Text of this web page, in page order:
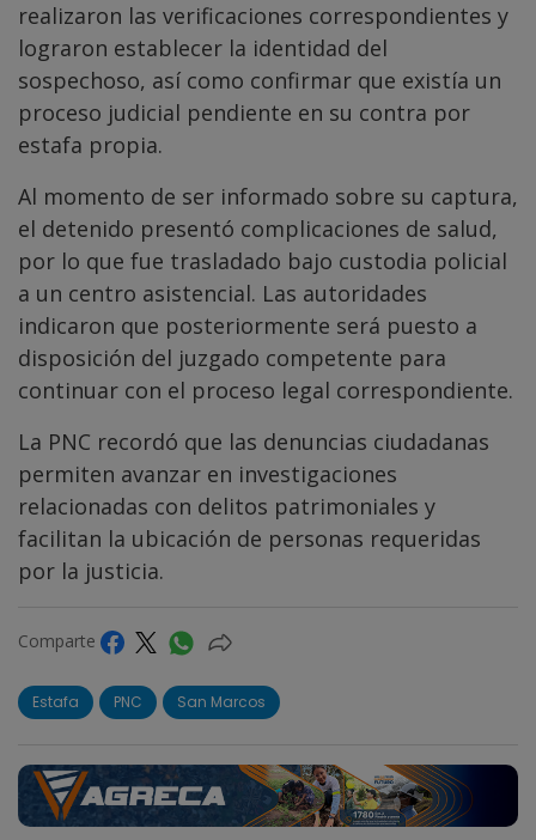
realizaron las verificaciones correspondientes y
lograron establecer la identidad del
sospechoso, así como confirmar que existía un
proceso judicial pendiente en su contra por
estafa propia.
Al momento de ser informado sobre su captura,
el detenido presentó complicaciones de salud,
por lo que fue trasladado bajo custodia policial
a un centro asistencial. Las autoridades
indicaron que posteriormente será puesto a
disposición del juzgado competente para
continuar con el proceso legal correspondiente.
La PNC recordó que las denuncias ciudadanas
permiten avanzar en investigaciones
relacionadas con delitos patrimoniales y
facilitan la ubicación de personas requeridas
por la justicia.
Comparte
Estafa PNC San Marcos